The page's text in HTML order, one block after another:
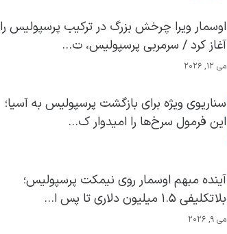
اوسمار ویرا چرخش بزرگ در ترکیب پرسپولیس را
آغاز کرد / سرمربی پرسپولیس، ت...
می 12, 2026
سناریوی ویژه برای بازگشت پرسپولیس به آسیا؛
این فرمول سرخ‌ها را امیدوار ک...
آینده مبهم اوسمار روی نیمکت پرسپولیس؛
بلاتکلیفی ۱.۵ میلیون دلاری تا پس ا...
می 9, 2026